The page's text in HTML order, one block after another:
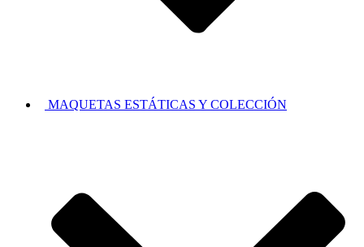
MAQUETAS ESTÁTICAS Y COLECCIÓN